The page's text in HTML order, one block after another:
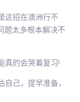
这招在澳洲行不
题太多根本解决不
真的会哭着复习!
己，提早准备，